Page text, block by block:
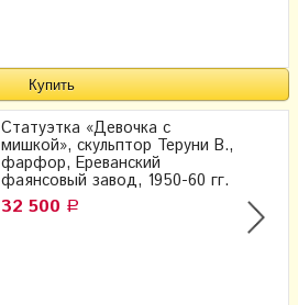
Статуэтка «Девочка с
мишкой», скульптор Теруни В.,
фарфор, Ереванский
фаянсовый завод, 1950-60 гг.
32 500 Р